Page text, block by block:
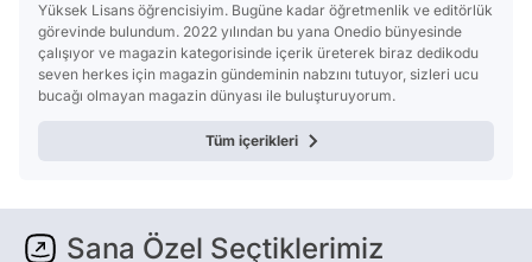
Yüksek Lisans öğrencisiyim. Bugüne kadar öğretmenlik ve editörlük
görevinde bulundum. 2022 yılından bu yana Onedio bünyesinde
çalışıyor ve magazin kategorisinde içerik üreterek biraz dedikodu
seven herkes için magazin gündeminin nabzını tutuyor, sizleri ucu
bucağı olmayan magazin dünyası ile buluşturuyorum.
Tüm içerikleri
Sana Özel Seçtiklerimiz